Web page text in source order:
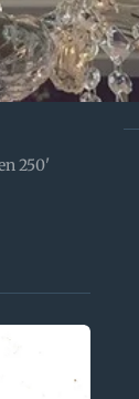
250'